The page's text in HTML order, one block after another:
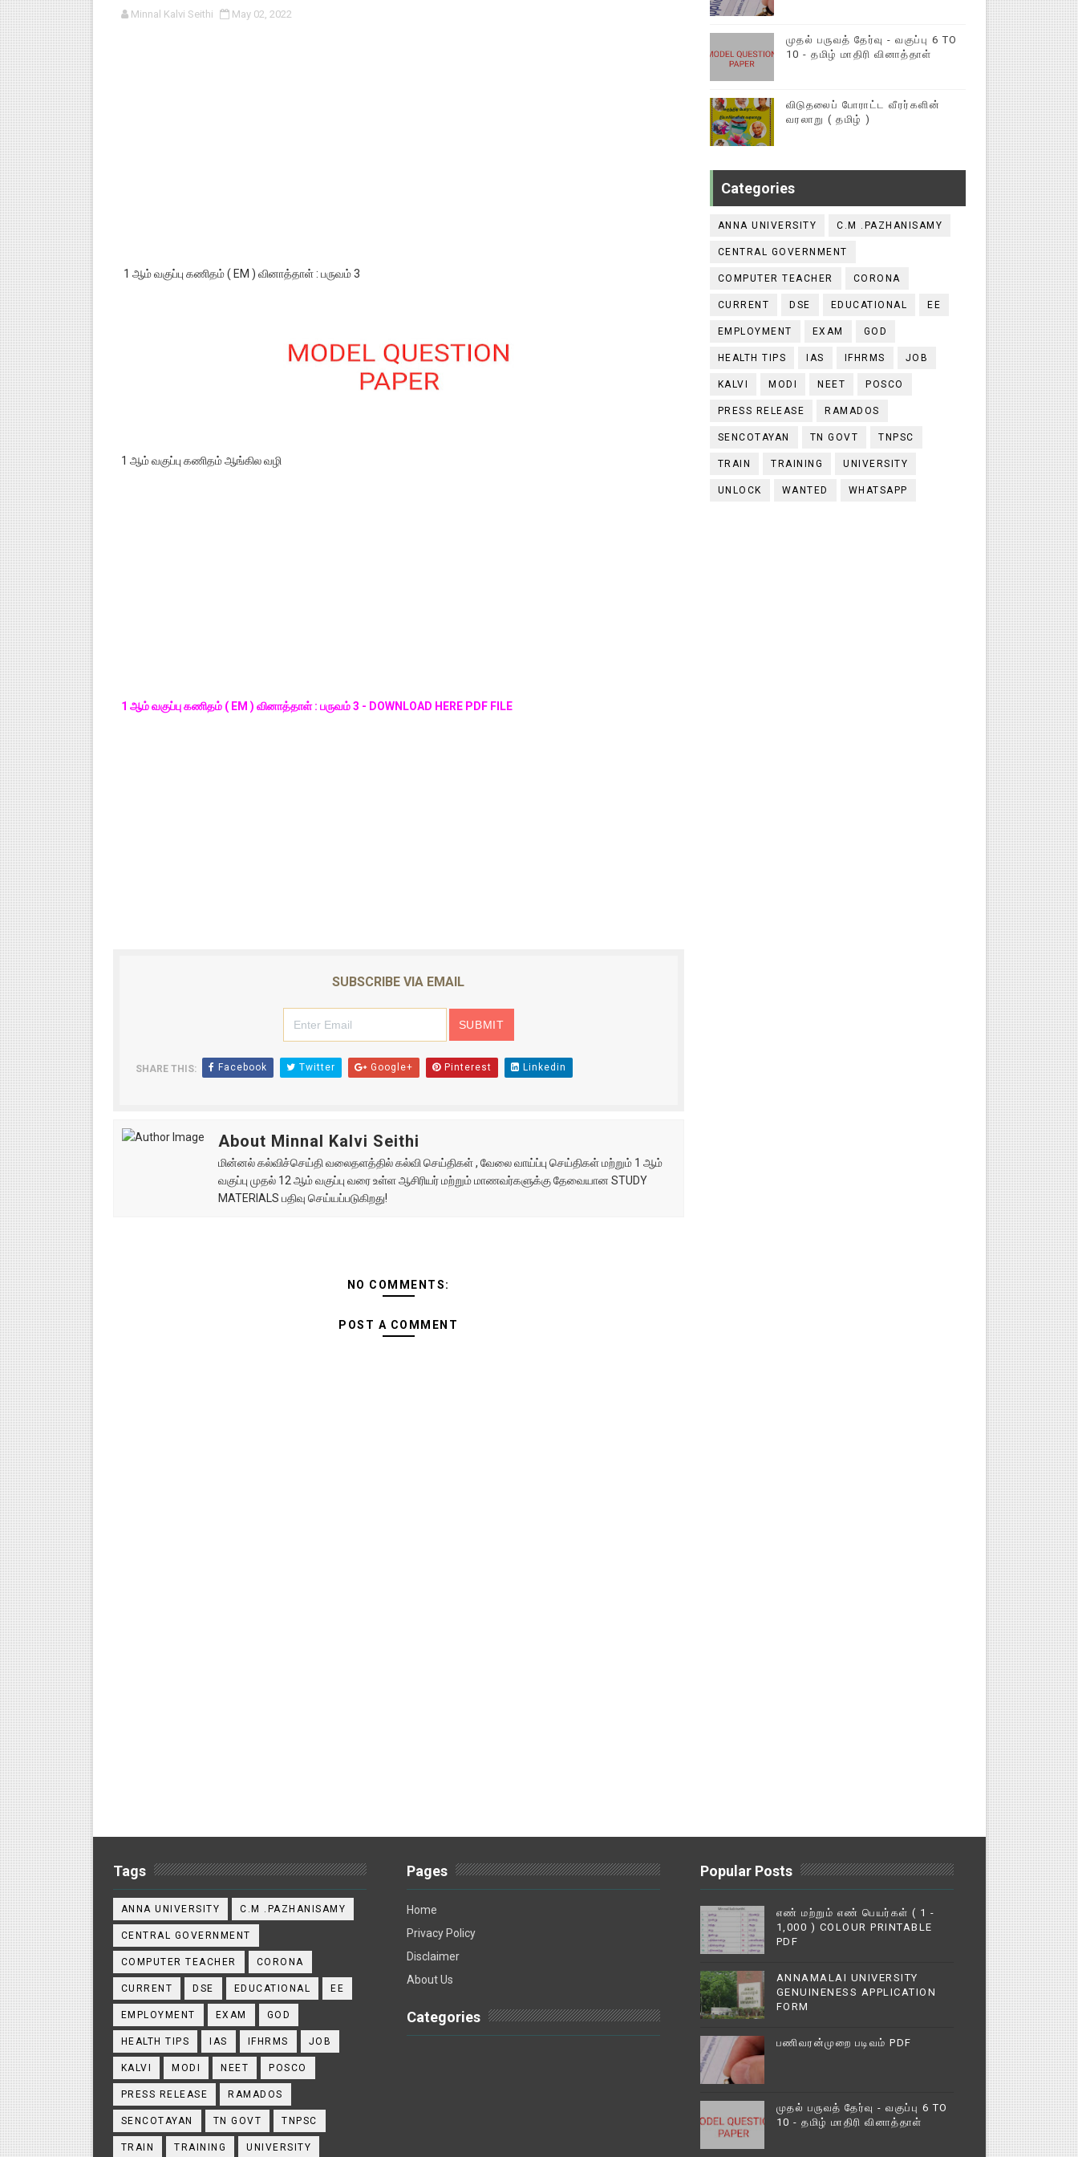
பள்ளி காலை வழிபாட்டுச் செயல்பாடுகள் - டிசம்பர் 17
Minnal Kalvi Seithi May 02, 2022
1 ஆம் வகுப்பு கணிதம் ( EM ) வினாத்தாள் : பருவம் 3
1 ஆம் வகுப்பு கணிதம் ஆங்கில வழி
1 ஆம் வகுப்பு கணிதம் ( EM ) வினாத்தாள் : பருவம் 3 - DOWNLOAD HERE PDF FILE
SUBSCRIBE VIA EMAIL
SHARE THIS: Facebook Twitter Google+ Pinterest Linkedin
About Minnal Kalvi Seithi
மின்னல் கல்விச்செய்தி வலைதளத்தில் கல்வி செய்திகள் , வேலை வாய்ப்பு செய்திகள் மற்றும் 1 ஆம்
வகுப்பு முதல் 12 ஆம் வகுப்பு வரை உள்ள ஆசிரியர் மற்றும் மாணவர்களுக்கு தேவையான STUDY
MATERIALS பதிவு செய்யப்படுகிறது!
NO COMMENTS:
POST A COMMENT
முதல் பருவத் தேர்வு - வகுப்பு 6 TO
10 - தமிழ் மாதிரி வினாத்தாள்
விடுதலைப் போராட்ட வீரர்களின்
வரலாறு ( தமிழ் )
Categories
ANNA UNIVERSITY C.M .PAZHANISAMY
CENTRAL GOVERNMENT
COMPUTER TEACHER CORONA
CURRENT DSE EDUCATIONAL EE
EMPLOYMENT EXAM GOD
HEALTH TIPS IAS IFHRMS JOB
KALVI MODI NEET POSCO
PRESS RELEASE RAMADOS
SENCOTAYAN TN GOVT TNPSC
TRAIN TRAINING UNIVERSITY
UNLOCK WANTED WHATSAPP
Tags
ANNA UNIVERSITY C.M .PAZHANISAMY
CENTRAL GOVERNMENT
COMPUTER TEACHER CORONA
CURRENT DSE EDUCATIONAL EE
EMPLOYMENT EXAM GOD
HEALTH TIPS IAS IFHRMS JOB
KALVI MODI NEET POSCO
PRESS RELEASE RAMADOS
SENCOTAYAN TN GOVT TNPSC
TRAIN TRAINING UNIVERSITY
Pages
Home
Privacy Policy
Disclaimer
About Us
Categories
Popular Posts
எண் மற்றும் எண் பெயர்கள் ( 1 -
1,000 ) COLOUR PRINTABLE
PDF
ANNAMALAI UNIVERSITY
GENUINENESS APPLICATION
FORM
பணிவரன்முறை படிவம் PDF
முதல் பருவத் தேர்வு - வகுப்பு 6 TO
10 - தமிழ் மாதிரி வினாத்தாள்